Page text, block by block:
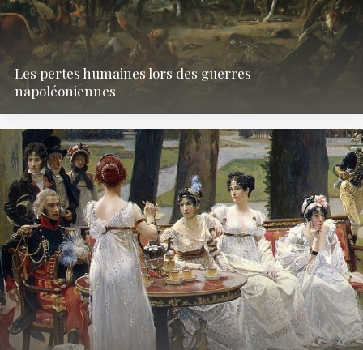
Les pertes humaines lors des guerres
napoléoniennes